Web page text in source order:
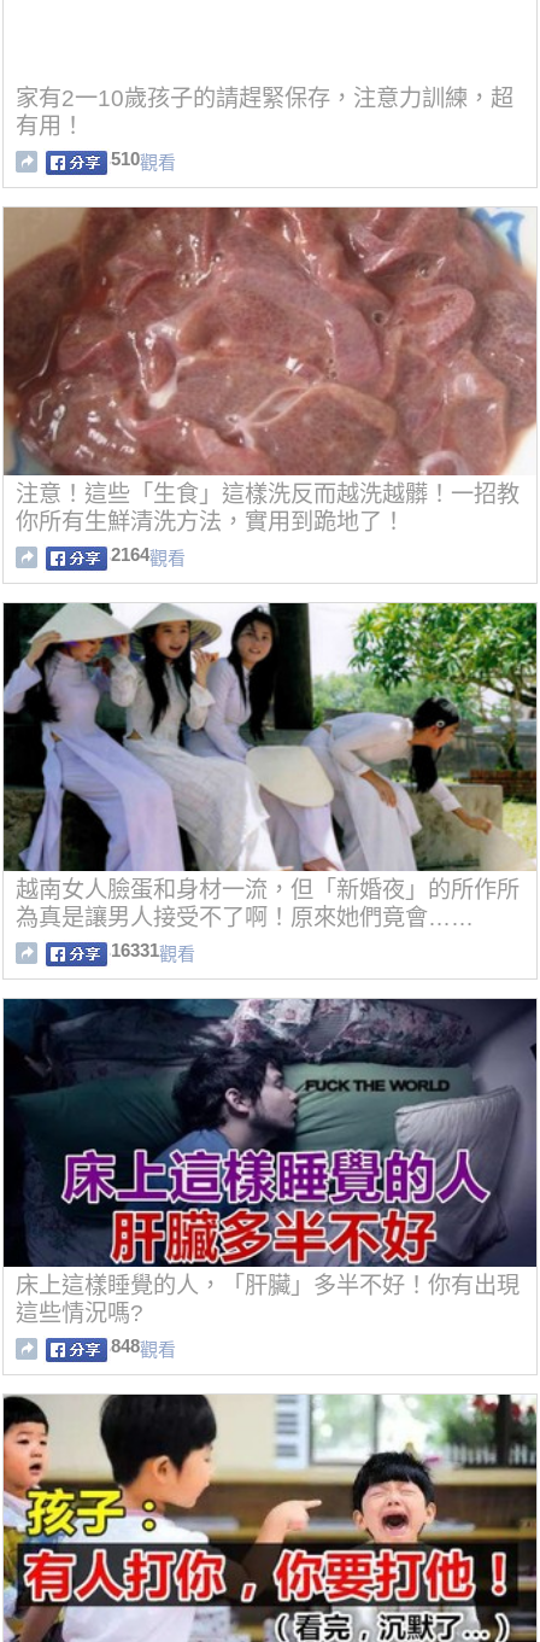
家有2一10歲孩子的請趕緊保存，注意力訓練，超
有用！
510觀看
注意！這些「生食」這樣洗反而越洗越髒！一招教
你所有生鮮清洗方法，實用到跪地了！
2164觀看
越南女人臉蛋和身材一流，但「新婚夜」的所作所
為真是讓男人接受不了啊！原來她們竟會……
16331觀看
床上這樣睡覺的人，「肝臟」多半不好！你有出現
這些情況嗎?
848觀看